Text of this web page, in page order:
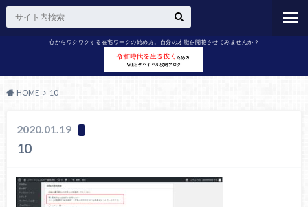
心からワクワクする在宅ワークの始め方。自分の才能を開花させてみませんか？
HOME 10
2020.01.19
10